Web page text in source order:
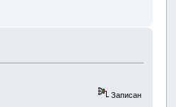
Записан